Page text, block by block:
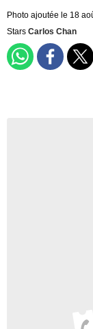
Photo ajoutée le 18
Stars Carlos Chan